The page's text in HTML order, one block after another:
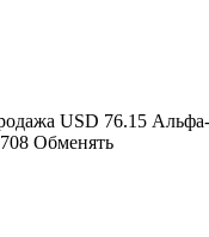
USD 76.15
Обменять